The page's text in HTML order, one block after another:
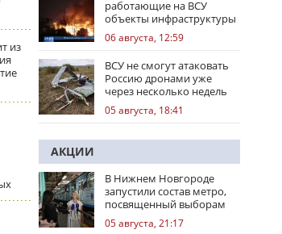
из
работающие на ВСУ
объекты инфраструктуры
и центры логистики
06 августа, 12:59
ВСУ не смогут атаковать
Россию дронами уже
через несколько недель
05 августа, 18:41
АКЦИИ
В Нижнем Новгороде
запустили состав метро,
посвященный выборам
05 августа, 21:17